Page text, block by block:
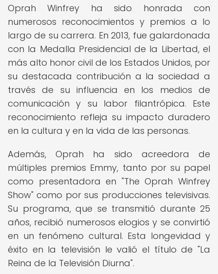
Oprah Winfrey ha sido honrada con
numerosos reconocimientos y premios a lo
largo de su carrera. En 2013, fue galardonada
con la Medalla Presidencial de la Libertad, el
más alto honor civil de los Estados Unidos, por
su destacada contribución a la sociedad a
través de su influencia en los medios de
comunicación y su labor filantrópica. Este
reconocimiento refleja su impacto duradero
en la cultura y en la vida de las personas.
Además, Oprah ha sido acreedora de
múltiples premios Emmy, tanto por su papel
como presentadora en "The Oprah Winfrey
Show" como por sus producciones televisivas.
Su programa, que se transmitió durante 25
años, recibió numerosos elogios y se convirtió
en un fenómeno cultural. Esta longevidad y
éxito en la televisión le valió el título de "La
Reina de la Televisión Diurna".